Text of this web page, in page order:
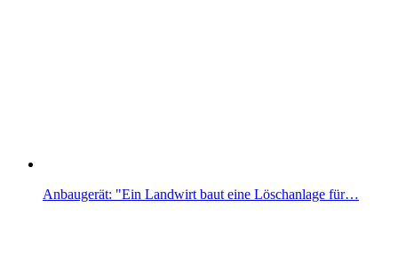
Anbaugerät: "Ein Landwirt baut eine Löschanlage für…